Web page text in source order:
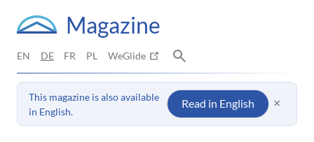
Magazine
EN DE FR PL WeGlide
This magazine is also available
in English.
Read in English ×